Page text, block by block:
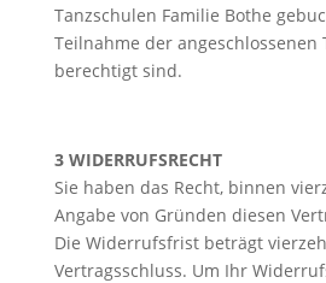
Tanzschulen Familie Bothe
Teilnahme der angeschlossenen
berechtigt sind.
3 WIDERRUFSRECHT
Sie haben das Recht, binnen
Angabe von Gründen diesen
Die Widerrufsfrist beträgt
Vertragsschluss. Um Ihr